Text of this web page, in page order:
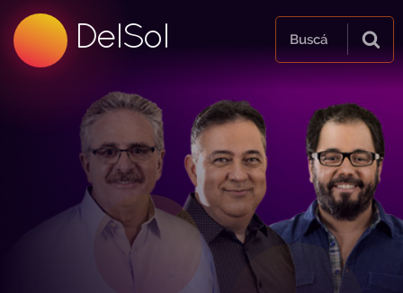
DelSol
99.5 FM
Buscá